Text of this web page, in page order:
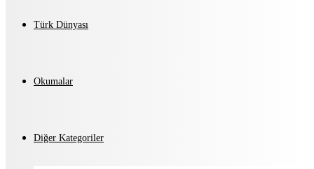
Türk Dünyası
Okumalar
Diğer Kategoriler